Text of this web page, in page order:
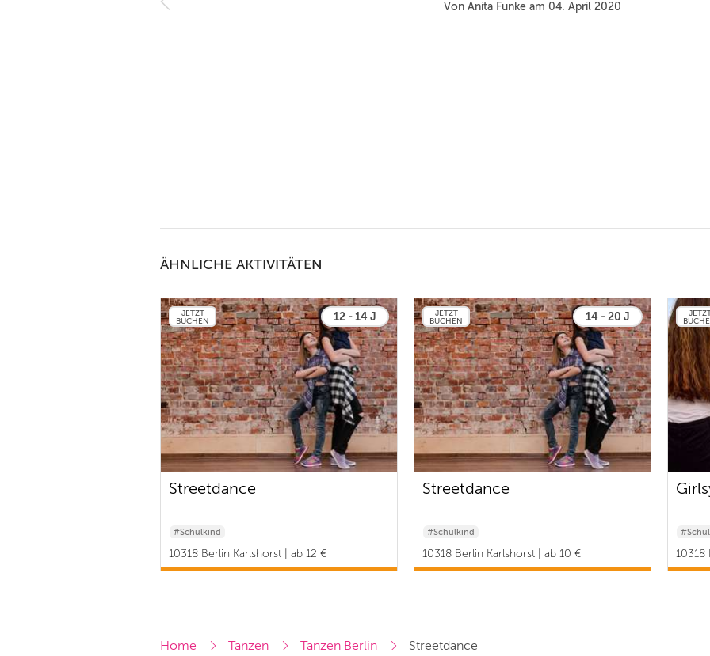
Von Anita Funke am 04. April 2020
ÄHNLICHE AKTIVITÄTEN
JETZT
BUCHEN
12 - 14 J
Streetdance
#Schulkind
10318 Berlin Karlshorst | ab 12 €
JETZT
BUCHEN
14 - 20 J
Streetdance
#Schulkind
10318 Berlin Karlshorst | ab 10 € 10318
Home Tanzen Tanzen Berlin Streetdance